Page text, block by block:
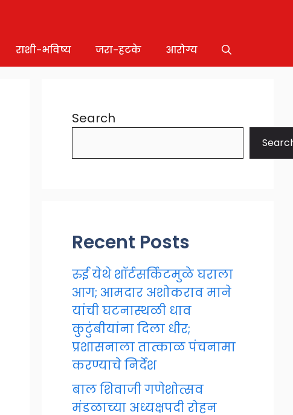
राशी-भविष्य जरा-हटके आरोग्य
Search
Recent Posts
रुई येथे शॉर्टसर्किटमुळे घराला
आग; आमदार अशोकराव माने
यांची घटनास्थळी धाव
कुटुंबीयांना दिला धीर;
प्रशासनाला तात्काळ पंचनामा
करण्याचे निर्देश
बाल शिवाजी गणेशोत्सव
मंडळाच्या अध्यक्षपदी रोहन